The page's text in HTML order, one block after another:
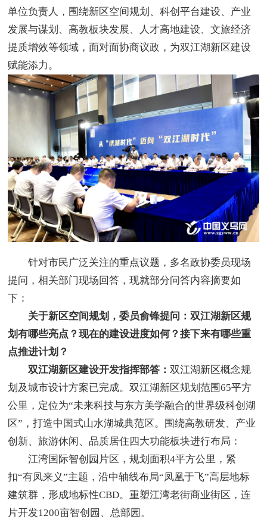
单位负责人，围绕新区空间规划、科创平台建设、产业
发展与谋划、高教板块发展、人才高地建设、文旅经济
提质增效等领域，面对面协商议政，为双江湖新区建设
赋能添力。
针对市民广泛关注的重点议题，多名政协委员现场
提问，相关部门现场回答，现就部分问答内容摘要如
下：
关于新区空间规划，委员俞锋提问：双江湖新区规
划有哪些亮点？现在的建设进度如何？接下来有哪些重
点推进计划？
双江湖新区建设开发指挥部答：双江湖新区概念规
划及城市设计方案已完成。双江湖新区规划范围65平方
公里，定位为“未来科技与东方美学融合的世界级科创湖
区”，打造中国式山水湖城典范区。围绕高教研发、产业
创新、旅游休闲、品质居住四大功能板块进行布局：
江湾国际智创园片区，规划面积4平方公里，紧
扣“有凤来义”主题，沿中轴线布局“凤凰于飞”高层地标
建筑群，形成地标性CBD。重塑江湾老街商业街区，连
片开发1200亩智创园、总部园。